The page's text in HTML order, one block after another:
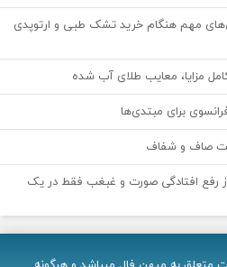
مهم هنگام خرید تشک طبی و ارتوپدی
مزایا، معایب طلای آب شده
برای مبتدی‌ها
رفع افتادگی صورت و غبغب فقط در یک